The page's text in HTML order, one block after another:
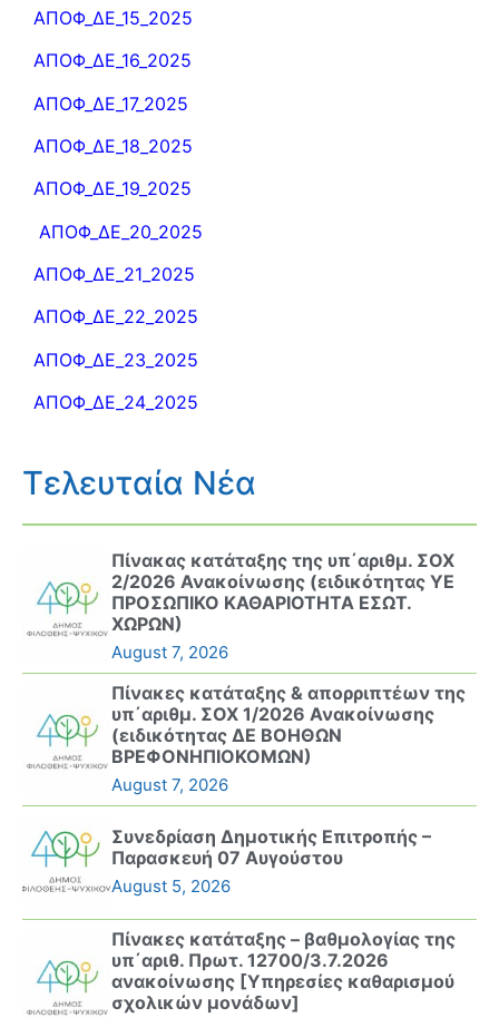
ΑΠΟΦ_ΔΕ_15_2025
ΑΠΟΦ_ΔΕ_16_2025
ΑΠΟΦ_ΔΕ_17_2025
ΑΠΟΦ_ΔΕ_18_2025
ΑΠΟΦ_ΔΕ_19_2025
ΑΠΟΦ_ΔΕ_20_2025
ΑΠΟΦ_ΔΕ_21_2025
ΑΠΟΦ_ΔΕ_22_2025
ΑΠΟΦ_ΔΕ_23_2025
ΑΠΟΦ_ΔΕ_24_2025
Τελευταία Νέα
Πίνακας κατάταξης της υπ΄αριθμ. ΣΟΧ
2/2026 Ανακοίνωσης (ειδικότητας ΥΕ
ΠΡΟΣΩΠΙΚΟ ΚΑΘΑΡΙΟΤΗΤΑ ΕΣΩΤ.
ΧΩΡΩΝ)
August 7, 2026
Πίνακες κατάταξης & απορριπτέων της
υπ΄αριθμ. ΣΟΧ 1/2026 Ανακοίνωσης
(ειδικότητας ΔΕ ΒΟΗΘΩΝ
ΒΡΕΦΟΝΗΠΙΟΚΟΜΩΝ)
August 7, 2026
Συνεδρίαση Δημοτικής Επιτροπής –
Παρασκευή 07 Αυγούστου
August 5, 2026
Πίνακες κατάταξης – βαθμολογίας της
υπ΄αριθ. Πρωτ. 12700/3.7.2026
ανακοίνωσης [Υπηρεσίες καθαρισμού
σχολικών μονάδων]